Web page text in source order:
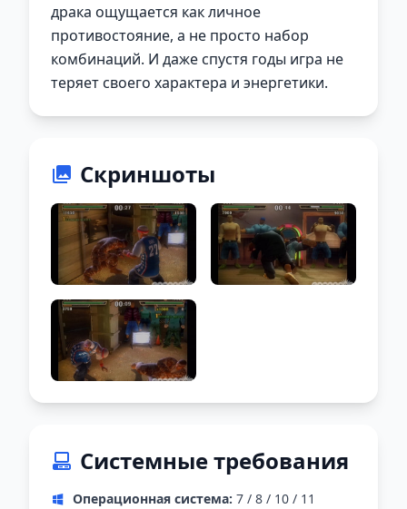
драка ощущается как личное
противостояние, а не просто набор
комбинаций. И даже спустя годы игра не
теряет своего характера и энергетики.
Скриншоты
Системные требования
Операционная система: 7 / 8 / 10 / 11